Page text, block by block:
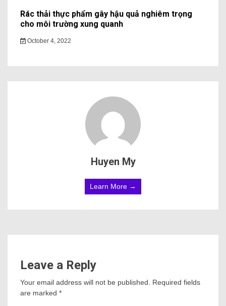
Rác thải thực phẩm gây hậu quả nghiêm trọng
cho môi trường xung quanh
October 4, 2022
Huyen My
Learn More →
Leave a Reply
Your email address will not be published. Required fields
are marked *